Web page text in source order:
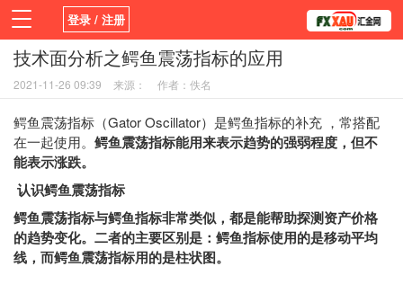
登录 / 注册
首页 新闻 观点 货币
平台
指标EA 书籍
技术面分析之鳄鱼震荡指标的应用
2021-11-26 09:39 来源： 作者：佚名
鳄鱼震荡指标（Gator Oscillator）是鳄鱼指标的补充 ，常搭配
在一起使用。 鳄鱼震荡指标能用来表示趋势的强弱程度，但不
能表示涨跌。
认识鳄鱼震荡指标
鳄鱼震荡指标与鳄鱼指标非常类似，都是能帮助探测资产价格
的趋势变化。二者的主要区别是：鳄鱼指标使用的是移动平均
线，而鳄鱼震荡指标用的是柱状图。